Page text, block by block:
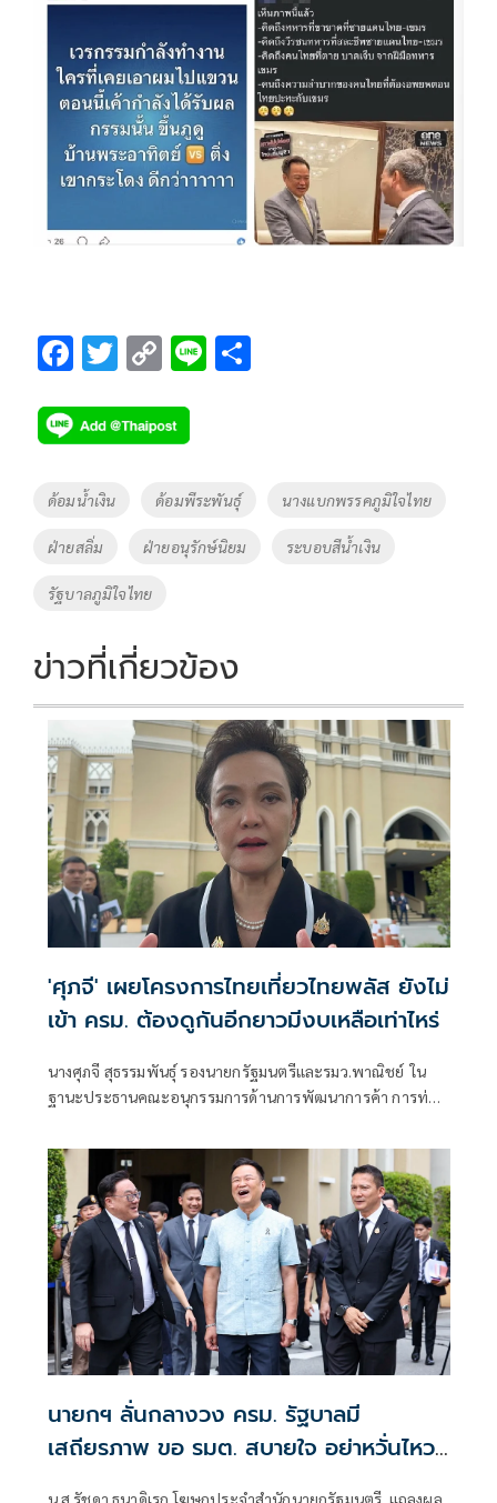
F
e
b
o
o
k
T
tt
er
C
p
y
Li
k
Li
Tags
ด้อมน้ำเงิน ด้อมพีระพันธุ์ นางแบกพรรคภูมิใจไทย
ฝ่ายสลิ่ม ฝ่ายอนุรักษ์นิยม ระบอบสีน้ำเงิน
รัฐบาลภูมิใจไทย
ข่าวที่เกี่ยวข้อง
'ศุภจี' เผยโครงการไทยเที่ยวไทยพลัส ยังไม่
เข้า ครม. ต้องดูกันอีกยาวมีงบเหลือเท่าไหร่
นางศุภจี สุธรรมพันธุ์ รองนายกรัฐมนตรีและรมว.พาณิชย์ ใน
ฐานะประธานคณะอนุกรรมการด้านการพัฒนาการค้า การท่อง
เอกชนเพื่อแก้ไขปัญหาทางเศรษฐกิจ (กรอ.) กล่าวถึง การ
พิจารณาโครงการไทยเที่ยวไทย พลัส ว่า ขณะนี้กำลังพูดคุยกัน
อยู่ เพราะต้องดูว่า เงินที่เรามีอยู่ในวงเงินที่จำกัดขณะนี้ ต้องดู
การผ่านงบประมาณใ
นายกฯ ลั่นกลางวง ครม. รัฐบาลมี
เสถียรภาพ ขอ รมต. สบายใจ อย่าหวั่นไหว
น.ส.รัชดา ธนาดิเรก โฆษกประจำสำนักนายกรัฐมนตรี แถลงผล